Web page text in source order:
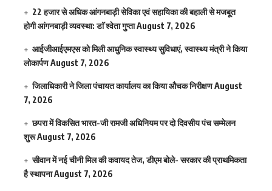
22 हजार से अधिक आंगनबाड़ी सेविका एवं सहायिका की बहाली से मजबूत
होगी आंगनबाड़ी व्यवस्था: डाॅ श्वेता गुप्ताAugust 7, 2026
आईजीआईएमएस काे मिली आधुनिक स्वास्थ्य सुविधाएं, स्वास्थ्य मंत्री ने किया
लोकार्पणAugust 7, 2026
जिलाधिकारी ने जिला पंचायत कार्यालय का किया औचक निरीक्षणAugust
7, 2026
छपरा में विकसित भारत-जी रामजी अधिनियम पर दो दिवसीय पंच सम्मेलन
शुरूAugust 7, 2026
सीवान में नई चीनी मिल की कवायद तेज, डीएम बोले- सरकार की प्राथमिकता
है स्थापनाAugust 7, 2026